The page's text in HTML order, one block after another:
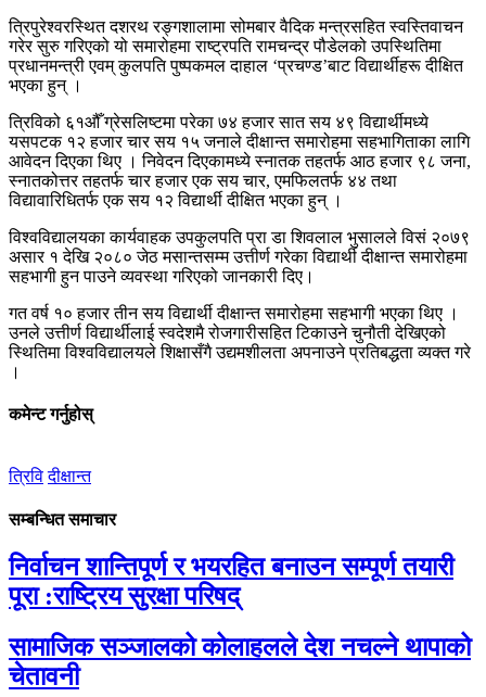
त्रिपुरेश्वरस्थित दशरथ रङ्गशालामा सोमबार वैदिक मन्त्रसहित स्वस्तिवाचन
गरेर सुरु गरिएको यो समारोहमा राष्ट्रपति रामचन्द्र पौडेलको उपस्थितिमा
प्रधानमन्त्री एवम् कुलपति पुष्पकमल दाहाल ‘प्रचण्ड’बाट विद्यार्थीहरू दीक्षित
भएका हुन् ।
त्रिविको ६१औँ ग्रेसलिष्टमा परेका ७४ हजार सात सय ४९ विद्यार्थीमध्ये
यसपटक १२ हजार चार सय १५ जनाले दीक्षान्त समारोहमा सहभागिताका लागि
आवेदन दिएका थिए । निवेदन दिएकामध्ये स्नातक तहतर्फ आठ हजार ९८ जना,
स्नातकोत्तर तहतर्फ चार हजार एक सय चार, एमफिलतर्फ ४४ तथा
विद्यावारिधितर्फ एक सय १२ विद्यार्थी दीक्षित भएका हुन् ।
विश्वविद्यालयका कार्यवाहक उपकुलपति प्रा डा शिवलाल भुसालले विसं २०७९
असार १ देखि २०८० जेठ मसान्तसम्म उत्तीर्ण गरेका विद्यार्थी दीक्षान्त समारोहमा
सहभागी हुन पाउने व्यवस्था गरिएको जानकारी दिए।
गत वर्ष १० हजार तीन सय विद्यार्थी दीक्षान्त समारोहमा सहभागी भएका थिए ।
उनले उत्तीर्ण विद्यार्थीलाई स्वदेशमै रोजगारीसहित टिकाउने चुनौती देखिएको
स्थितिमा विश्वविद्यालयले शिक्षासँगै उद्यमशीलता अपनाउने प्रतिबद्धता व्यक्त गरे
।
कमेन्ट गर्नुहोस्
त्रिवि दीक्षान्त
सम्बन्धित समाचार
निर्वाचन शान्तिपूर्ण र भयरहित बनाउन सम्पूर्ण तयारी
पूरा :राष्ट्रिय सुरक्षा परिषद्
सामाजिक सञ्जालको कोलाहलले देश नचल्ने थापाको
चेतावनी